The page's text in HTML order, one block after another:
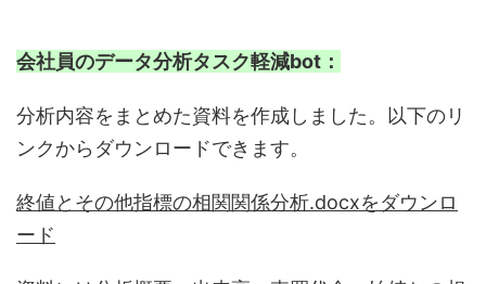
会社員のデータ分析タスク軽減bot：
分析内容をまとめた資料を作成しました。以下のリ
ンクからダウンロードできます。
終値とその他指標の相関関係分析.docxをダウンロ
ード